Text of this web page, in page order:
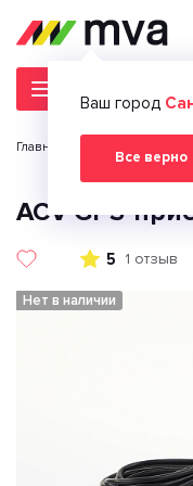
Ваш город
Все верно
Главная страница
ACV GPS-
5 1 отзыв
Нет в наличии